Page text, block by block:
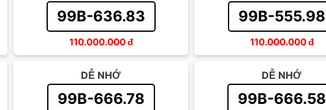
99B-636.83
110.000.000đ
99B-555.98
110.000.000đ
DỄ NHỚ
99B-666.78
DỄ NHỚ
99B-666.58